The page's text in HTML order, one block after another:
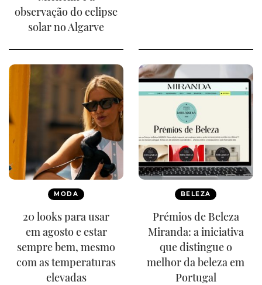
observação do eclipse
solar no Algarve
MODA
20 looks para usar
em agosto e estar
sempre bem, mesmo
com as temperaturas
elevadas
BELEZA
Prémios de Beleza
Miranda: a iniciativa
que distingue o
melhor da beleza em
Portugal